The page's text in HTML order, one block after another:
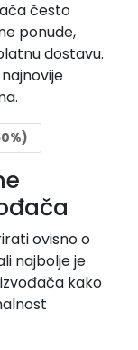
često
ponude,
dostavu.
ovisno o
najbolje je
kako